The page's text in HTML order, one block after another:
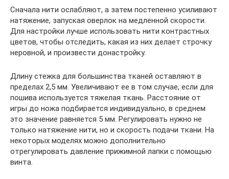
Сначала нити ослабляют, а затем постепенно усиливают
натяжение, запуская оверлок на медленной скорости.
Для настройки лучше использовать нити контрастных
цветов, чтобы отследить, какая из них делает строчку
неровной, и произвести донастройку.
Длину стежка для большинства тканей оставляют в
пределах 2,5 мм. Увеличивают ее в том случае, если для
пошива используется тяжелая ткань. Расстояние от
игры до ножа подбирается индивидуально, в среднем
это значение равняется 5 мм. Регулировать нужно не
только натяжение нити, но и скорость подачи ткани. На
некоторых моделях можно дополнительно
отрегулировать давление прижимной лапки с помощью
винта.